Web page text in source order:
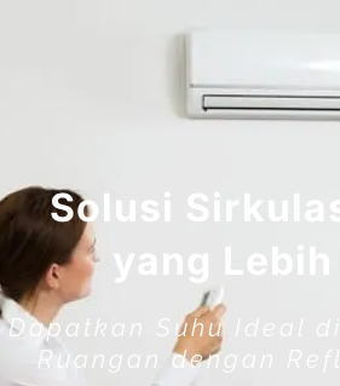
Solusi
yang Lebih
Dapatkan Suhu Ideal
Ruangan dengan